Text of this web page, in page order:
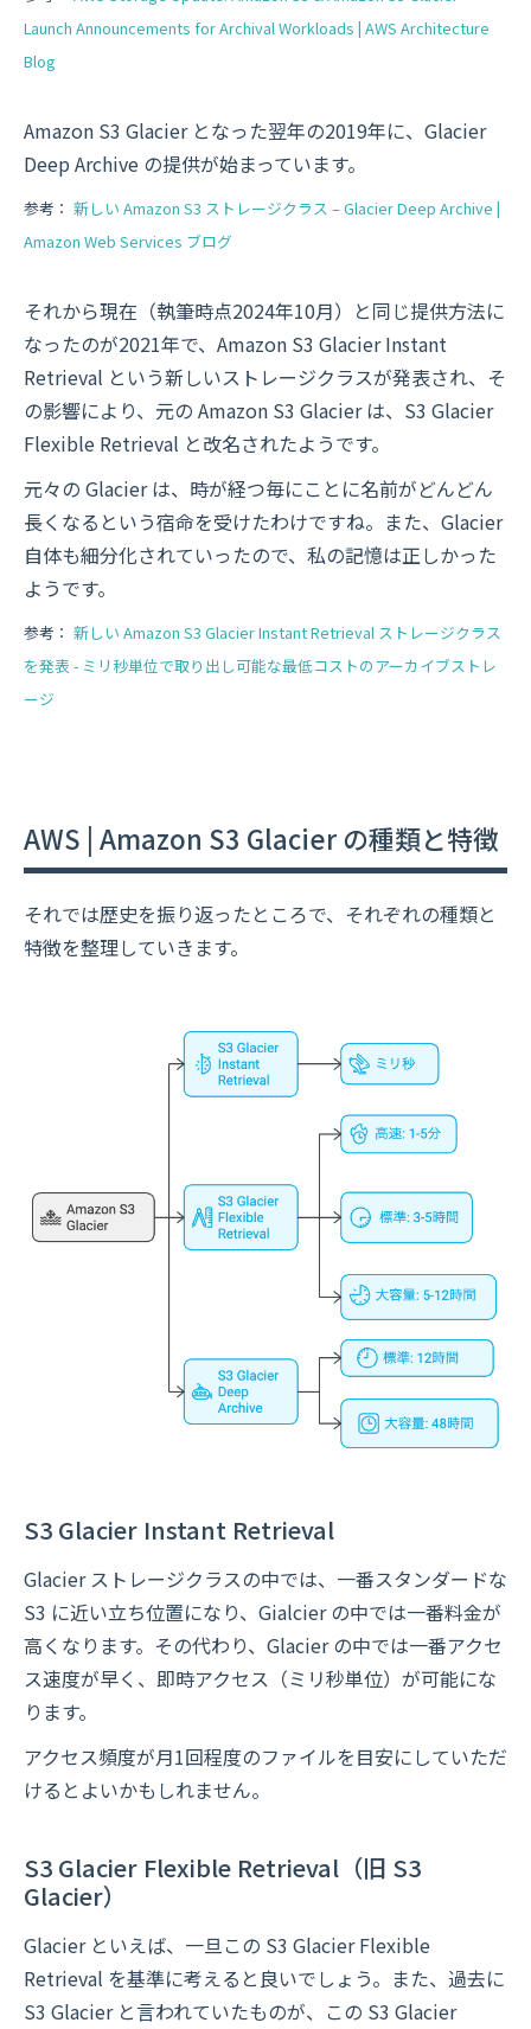
Launch Announcements for Archival Workloads | AWS Architecture
Blog
Amazon S3 Glacier となった翌年の2019年に、Glacier
Deep Archive の提供が始まっています。
参考： 新しい Amazon S3 ストレージクラス – Glacier Deep Archive |
Amazon Web Services ブログ
それから現在（執筆時点2024年10月）と同じ提供方法に
なったのが2021年で、Amazon S3 Glacier Instant
Retrieval という新しいストレージクラスが発表され、そ
の影響により、元の Amazon S3 Glacier は、S3 Glacier
Flexible Retrieval と改名されたようです。
元々の Glacier は、時が経つ毎にことに名前がどんどん
長くなるという宿命を受けたわけですね。また、Glacier
自体も細分化されていったので、私の記憶は正しかった
ようです。
参考： 新しい Amazon S3 Glacier Instant Retrieval ストレージクラス
を発表 - ミリ秒単位で取り出し可能な最低コストのアーカイブストレ
ージ
AWS | Amazon S3 Glacier の種類と特徴
それでは歴史を振り返ったところで、それぞれの種類と
特徴を整理していきます。
S3 Glacier Instant Retrieval
Glacier ストレージクラスの中では、一番スタンダードな
S3 に近い立ち位置になり、Gialcier の中では一番料金が
高くなります。その代わり、Glacier の中では一番アクセ
ス速度が早く、即時アクセス（ミリ秒単位）が可能にな
ります。
アクセス頻度が月1回程度のファイルを目安にしていただ
けるとよいかもしれません。
S3 Glacier Flexible Retrieval（旧 S3
Glacier）
Glacier といえば、一旦この S3 Glacier Flexible
Retrieval を基準に考えると良いでしょう。また、過去に
S3 Glacier と言われていたものが、この S3 Glacier